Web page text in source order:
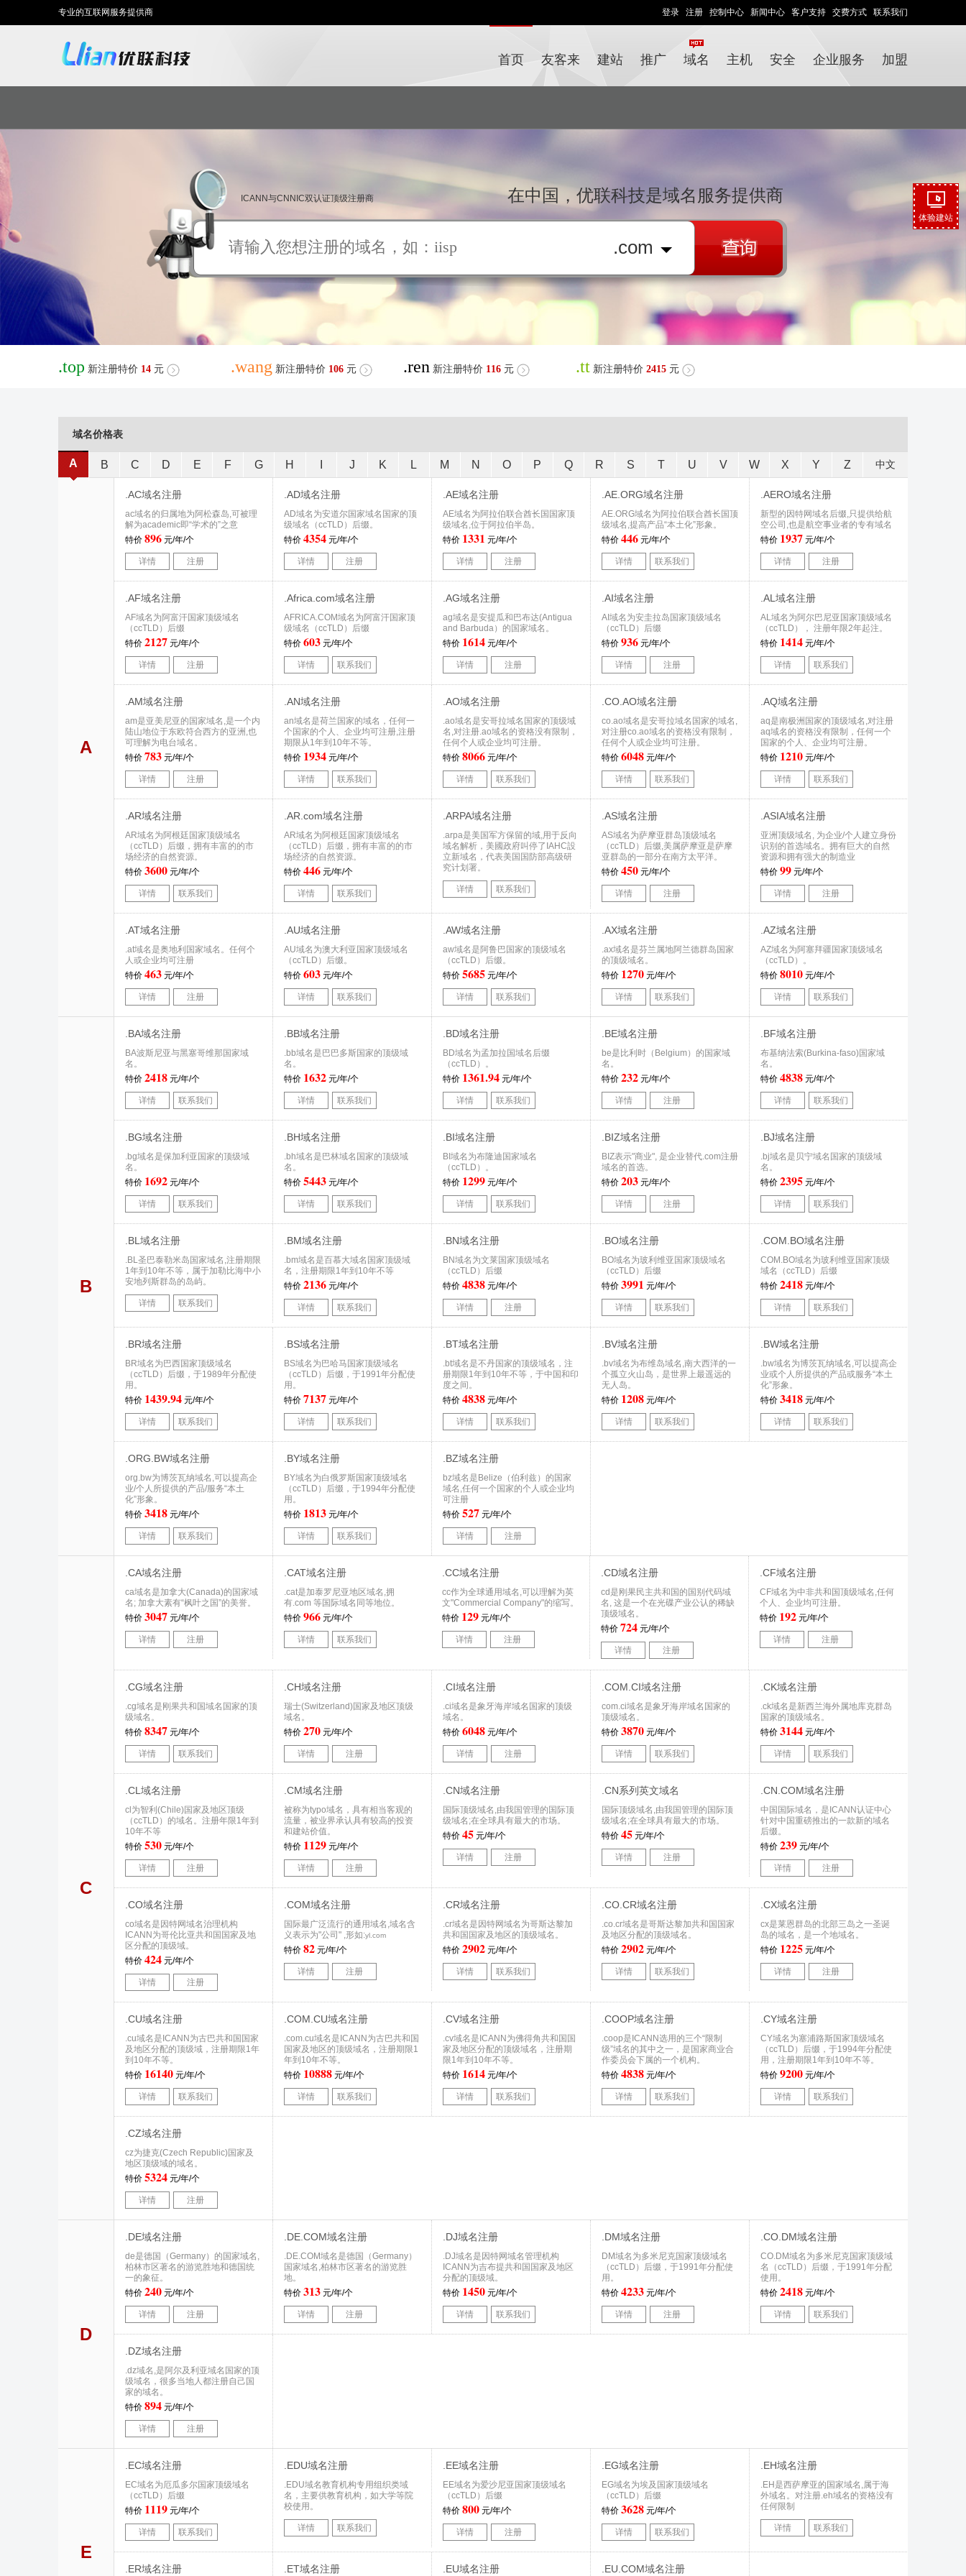
专业的互联网服务提供商 登录 注册 控制中心 新闻中心 客户支持 交费方式 联系我们
首页 友客来 建站 推广 域名 主机 安全 企业服务 加盟
ICANN与CNNIC双认证顶级注册商 在中国，优联科技是域名服务提供商
.com
.top 新注册特价 14 元 .wang 新注册特价 106 元 .ren 新注册特价 116 元 .tt 新注册特价 2415 元
域名价格表
A B C D E F G H J K L M N O P Q R S T U V W X Y Z 中文
A
.AC域名注册
ac域名的归属地为阿松森岛,可被理
解为academic即“学术的”之意
特价 896 元/年/个
详情 注册
.AD域名注册
AD域名为安道尔国家域名国家的顶
级域名（ccTLD）后缀。
特价 4354 元/年/个
详情 注册
.AE域名注册
AE域名为阿拉伯联合酋长国国家顶
级域名,位于阿拉伯半岛。
特价 1331 元/年/个
详情 注册
.AE.ORG域名注册
AE.ORG域名为阿拉伯联合酋长国顶
级域名,提高产品“本土化”形象。
特价 446 元/年/个
详情 联系我们
.AERO域名注册
新型的因特网域名后缀,只提供给航
空公司,也是航空事业者的专有域名
特价 1937 元/年/个
详情 注册
.AF域名注册
AF域名为阿富汗国家顶级域名
（ccTLD）后缀
特价 2127 元/年/个
详情 注册
.Africa.com域名注册
AFRICA.COM域名为阿富汗国家顶
级域名（ccTLD）后缀
特价 603 元/年/个
详情 联系我们
.AG域名注册
ag域名是安提瓜和巴布达(Antigua
and Barbuda）的国家域名。
特价 1614 元/年/个
详情 注册
.AI域名注册
AI域名为安圭拉岛国家顶级域名
（ccTLD）后缀
特价 936 元/年/个
详情 注册
.AL域名注册
AL域名为阿尔巴尼亚国家顶级域名
（ccTLD）， 注册年限2年起注。
特价 1414 元/年/个
详情 联系我们
.AM域名注册
am是亚美尼亚的国家域名,是一个内
陆山地位于东欧符合西方的亚洲,也
可理解为电台域名。
特价 783 元/年/个
详情 注册
.AN域名注册
an域名是荷兰国家的域名，任何一
个国家的个人、企业均可注册,注册
期限从1年到10年不等。
特价 1934 元/年/个
详情 联系我们
.AO域名注册
.ao域名是安哥拉域名国家的顶级域
名,对注册.ao域名的资格没有限制，
任何个人或企业均可注册。
特价 8066 元/年/个
详情 联系我们
.CO.AO域名注册
co.ao域名是安哥拉域名国家的域名,
对注册co.ao域名的资格没有限制，
任何个人或企业均可注册。
特价 6048 元/年/个
详情 联系我们
.AQ域名注册
aq是南极洲国家的顶级域名,对注册
aq域名的资格没有限制，任何一个
国家的个人、企业均可注册。
特价 1210 元/年/个
详情 联系我们
.AR域名注册
AR域名为阿根廷国家顶级域名
（ccTLD）后缀，拥有丰富的的市
场经济的自然资源。
特价 3600 元/年/个
详情 联系我们
.AR.com域名注册
AR域名为阿根廷国家顶级域名
（ccTLD）后缀，拥有丰富的的市
场经济的自然资源。
特价 446 元/年/个
详情 联系我们
.ARPA域名注册
.arpa是美国军方保留的域,用于反向
域名解析，美國政府叫停了IAHC設
立新域名，代表美国国防部高级研
究计划署。
详情 联系我们
.AS域名注册
AS域名为萨摩亚群岛顶级域名
（ccTLD）后缀,美属萨摩亚是萨摩
亚群岛的一部分在南方太平洋。
特价 450 元/年/个
详情 注册
.ASIA域名注册
亚洲顶级域名, 为企业/个人建立身份
识别的首选域名。拥有巨大的自然
资源和拥有强大的制造业
特价 99 元/年/个
详情 注册
.AT域名注册
.at域名是奥地利国家域名。任何个
人或企业均可注册
特价 463 元/年/个
详情 注册
.AU域名注册
AU域名为澳大利亚国家顶级域名
（ccTLD）后缀。
特价 603 元/年/个
详情 联系我们
.AW域名注册
aw域名是阿鲁巴国家的顶级域名
（ccTLD）后缀。
特价 5685 元/年/个
详情 联系我们
.AX域名注册
.ax域名是芬兰属地阿兰德群岛国家
的顶级域名。
特价 1270 元/年/个
详情 联系我们
.AZ域名注册
AZ域名为阿塞拜疆国家顶级域名
（ccTLD）。
特价 8010 元/年/个
详情 联系我们
B
.BA域名注册
BA波斯尼亚与黑塞哥维那国家域
名。
特价 2418 元/年/个
详情 联系我们
.BB域名注册
.bb域名是巴巴多斯国家的顶级域
名。
特价 1632 元/年/个
详情 联系我们
.BD域名注册
BD域名为孟加拉国域名后缀
（ccTLD）。
特价 1361.94 元/年/个
详情 联系我们
.BE域名注册
be是比利时（Belgium）的国家域
名。
特价 232 元/年/个
详情 注册
.BF域名注册
布基纳法索(Burkina-faso)国家域
名。
特价 4838 元/年/个
详情 联系我们
.BG域名注册
.bg域名是保加利亚国家的顶级域
名。
特价 1692 元/年/个
详情 联系我们
.BH域名注册
.bh域名是巴林域名国家的顶级域
名。
特价 5443 元/年/个
详情 联系我们
.BI域名注册
BI域名为布隆迪国家域名
（ccTLD）。
特价 1299 元/年/个
详情 联系我们
.BIZ域名注册
BIZ表示"商业", 是企业替代.com注册
域名的首选。
特价 203 元/年/个
详情 注册
.BJ域名注册
.bj域名是贝宁域名国家的顶级域
名。
特价 2395 元/年/个
详情 联系我们
.BL域名注册
.BL圣巴泰勒米岛国家域名,注册期限
1年到10年不等，属于加勒比海中小
安地列斯群岛的岛屿。
详情 联系我们
.BM域名注册
.bm域名是百慕大域名国家顶级域
名，注册期限1年到10年不等
特价 2136 元/年/个
详情 联系我们
.BN域名注册
BN域名为文莱国家顶级域名
（ccTLD）后缀
特价 4838 元/年/个
详情 注册
.BO域名注册
BO域名为玻利维亚国家顶级域名
（ccTLD）后缀
特价 3991 元/年/个
详情 联系我们
.COM.BO域名注册
COM.BO域名为玻利维亚国家顶级
域名（ccTLD）后缀
特价 2418 元/年/个
详情 联系我们
.BR域名注册
BR域名为巴西国家顶级域名
（ccTLD）后缀，于1989年分配使
用。
特价 1439.94 元/年/个
详情 联系我们
.BS域名注册
BS域名为巴哈马国家顶级域名
（ccTLD）后缀，于1991年分配使
用。
特价 7137 元/年/个
详情 联系我们
.BT域名注册
.bt域名是不丹国家的顶级域名，注
册期限1年到10年不等，于中国和印
度之间。
特价 4838 元/年/个
详情 联系我们
.BV域名注册
.bv域名为布维岛域名,南大西洋的一
个孤立火山岛，是世界上最遥远的
无人岛。
特价 1208 元/年/个
详情 联系我们
.BW域名注册
.bw域名为博茨瓦纳域名,可以提高企
业或个人所提供的产品或服务“本土
化”形象。
特价 3418 元/年/个
详情 联系我们
.ORG.BW域名注册
org.bw为博茨瓦纳域名,可以提高企
业/个人所提供的产品/服务“本土
化”形象。
特价 3418 元/年/个
详情 联系我们
.BY域名注册
BY域名为白俄罗斯国家顶级域名
（ccTLD）后缀，于1994年分配使
用。
特价 1813 元/年/个
详情 联系我们
.BZ域名注册
bz域名是Belize（伯利兹）的国家
域名,任何一个国家的个人或企业均
可注册
特价 527 元/年/个
详情 注册
C
.CA域名注册
ca域名是加拿大(Canada)的国家域
名; 加拿大素有“枫叶之国”的美誉。
特价 3047 元/年/个
详情 注册
.CAT域名注册
.cat是加泰罗尼亚地区域名,拥
有.com 等国际域名同等地位。
特价 966 元/年/个
详情 联系我们
.CC域名注册
cc作为全球通用域名,可以理解为英
文"Commercial Company"的缩写。
特价 129 元/年/个
详情 注册
.CD域名注册
cd是刚果民主共和国的国别代码域
名, 这是一个在光碟产业公认的稀缺
顶级域名。
特价 724 元/年/个
详情 注册
.CF域名注册
CF域名为中非共和国顶级域名,任何
个人、企业均可注册。
特价 192 元/年/个
详情 注册
.CG域名注册
.cg域名是刚果共和国域名国家的顶
级域名。
特价 8347 元/年/个
详情 联系我们
.CH域名注册
瑞士(Switzerland)国家及地区顶级
域名。
特价 270 元/年/个
详情 注册
.CI域名注册
.ci域名是象牙海岸域名国家的顶级
域名。
特价 6048 元/年/个
详情 注册
.COM.CI域名注册
com.ci域名是象牙海岸域名国家的
顶级域名。
特价 3870 元/年/个
详情 联系我们
.CK域名注册
.ck域名是新西兰海外属地库克群岛
国家的顶级域名。
特价 3144 元/年/个
详情 联系我们
.CL域名注册
cl为智利(Chile)国家及地区顶级
（ccTLD）的域名。注册年限1年到
10年不等
特价 530 元/年/个
详情 注册
.CM域名注册
被称为typo域名，具有相当客观的
流量，被业界承认具有较高的投资
和建站价值。
特价 1129 元/年/个
详情 注册
.CN域名注册
国际顶级域名,由我国管理的国际顶
级域名;在全球具有最大的市场。
特价 45 元/年/个
详情 注册
.CN系列英文域名
国际顶级域名,由我国管理的国际顶
级域名;在全球具有最大的市场。
特价 45 元/年/个
详情 注册
.CN.COM域名注册
中国国际域名，是ICANN认证中心
针对中国重磅推出的一款新的域名
后缀。
特价 239 元/年/个
详情 注册
.CO域名注册
co域名是因特网域名治理机构
ICANN为哥伦比亚共和国国家及地
区分配的顶级域。
特价 424 元/年/个
详情 注册
.COM域名注册
国际最广泛流行的通用域名,域名含
义表示为"公司" ,形如:yl.com
特价 82 元/年/个
详情 注册
.CR域名注册
.cr域名是因特网域名为哥斯达黎加
共和国国家及地区的顶级域名。
特价 2902 元/年/个
详情 联系我们
.CO.CR域名注册
.co.cr域名是哥斯达黎加共和国国家
及地区分配的顶级域名。
特价 2902 元/年/个
详情 联系我们
.CX域名注册
cx是莱恩群岛的北部三岛之一圣诞
岛的域名，是一个地域名。
特价 1225 元/年/个
详情 注册
.CU域名注册
.cu域名是ICANN为古巴共和国国家
及地区分配的顶级域，注册期限1年
到10年不等。
特价 16140 元/年/个
详情 联系我们
.COM.CU域名注册
.com.cu域名是ICANN为古巴共和国
国家及地区的顶级域名，注册期限1
年到10年不等。
特价 10888 元/年/个
详情 联系我们
.CV域名注册
.cv域名是ICANN为佛得角共和国国
家及地区分配的顶级域名，注册期
限1年到10年不等。
特价 1614 元/年/个
详情 联系我们
.COOP域名注册
.coop是ICANN选用的三个“限制
级”域名的其中之一，是国家商业合
作委员会下属的一个机构。
特价 4838 元/年/个
详情 联系我们
.CY域名注册
CY域名为塞浦路斯国家顶级域名
（ccTLD）后缀，于1994年分配使
用，注册期限1年到10年不等。
特价 9200 元/年/个
详情 联系我们
.CZ域名注册
cz为捷克(Czech Republic)国家及
地区顶级域的域名。
特价 5324 元/年/个
详情 注册
D
.DE域名注册
de是德国（Germany）的国家域名,
柏林市区著名的游览胜地和德国统
一的象征。
特价 240 元/年/个
详情 注册
.DE.COM域名注册
.DE.COM域名是德国（Germany）
国家域名,柏林市区著名的游览胜
地。
特价 313 元/年/个
详情 注册
.DJ域名注册
.DJ域名是因特网域名管理机构
ICANN为吉布提共和国国家及地区
分配的顶级域。
特价 1450 元/年/个
详情 联系我们
.DM域名注册
DM域名为多米尼克国家顶级域名
（ccTLD）后缀，于1991年分配使
用。
特价 4233 元/年/个
详情 注册
.CO.DM域名注册
CO.DM域名为多米尼克国家顶级域
名（ccTLD）后缀，于1991年分配
使用。
特价 2418 元/年/个
详情 联系我们
.DZ域名注册
.dz域名,是阿尔及利亚域名国家的顶
级域名，很多当地人都注册自己国
家的域名。
特价 894 元/年/个
详情 注册
E
.EC域名注册
EC域名为厄瓜多尔国家顶级域名
（ccTLD）后缀
特价 1119 元/年/个
详情 联系我们
.EDU域名注册
.EDU域名教育机构专用组织类域
名，主要供教育机构，如大学等院
校使用。
详情 联系我们
.EE域名注册
EE域名为爱沙尼亚国家顶级域名
（ccTLD）后缀
特价 800 元/年/个
详情 注册
.EG域名注册
EG域名为埃及国家顶级域名
（ccTLD）后缀
特价 3628 元/年/个
详情 联系我们
.EH域名注册
.EH是西萨摩亚的国家域名,属于海
外域名。对注册.eh域名的资格没有
任何限制
详情 联系我们
.ER域名注册 .ET域名注册 .EU域名注册 .EU.COM域名注册
体验建站